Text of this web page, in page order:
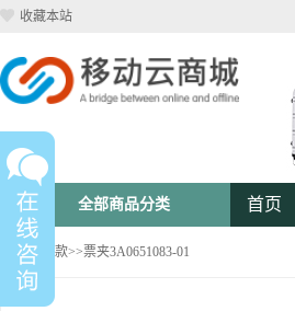
收藏本站
全部商品分类 首页
钱包>> 男款>>票夹3A0651083-01